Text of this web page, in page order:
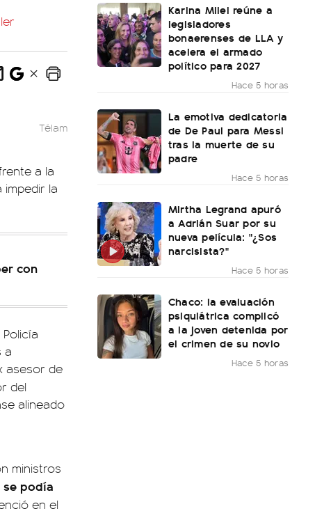
Télam
a la
la
con
a
asesor de
del
alineado
ministros
se podía
en el
Karina Milei reúne a
legisladores
bonaerenses de LLA y
acelera el armado
político para 2027
Hace 5 horas
La emotiva dedicatoria
de De Paul para Messi
tras la muerte de su
padre
Hace 5 horas
Mirtha Legrand apuró
a Adrián Suar por su
nueva película: "¿Sos
narcisista?"
Hace 5 horas
Chaco: la evaluación
psiquiátrica complicó
a la joven detenida por
el crimen de su novio
Hace 5 horas